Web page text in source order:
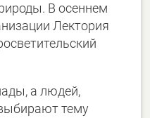
В осеннем
Лектория
а людей,
тему